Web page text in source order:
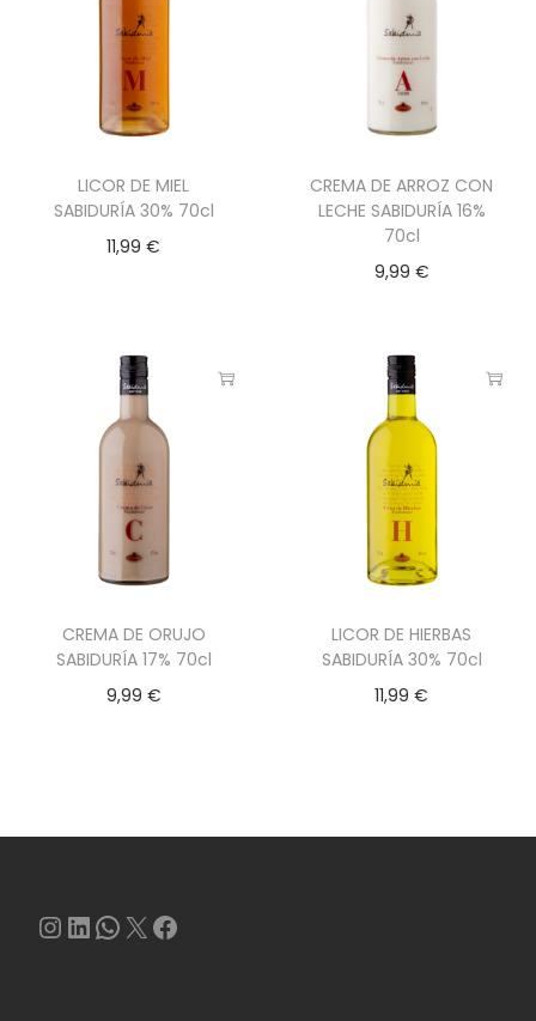
LICOR DE MIEL
SABIDURÍA 30% 70cl
11,99€
CREMA DE ARROZ CON
LECHE SABIDURÍA 16%
70cl
9,99 €
CREMA DE ORUJO
SABIDURÍA 17% 70cl
9,99 €
LICOR DE HIERBAS
SABIDURÍA 30% 70cl
11,99€
InstagramLinkedIn WhatsApp X Facebook